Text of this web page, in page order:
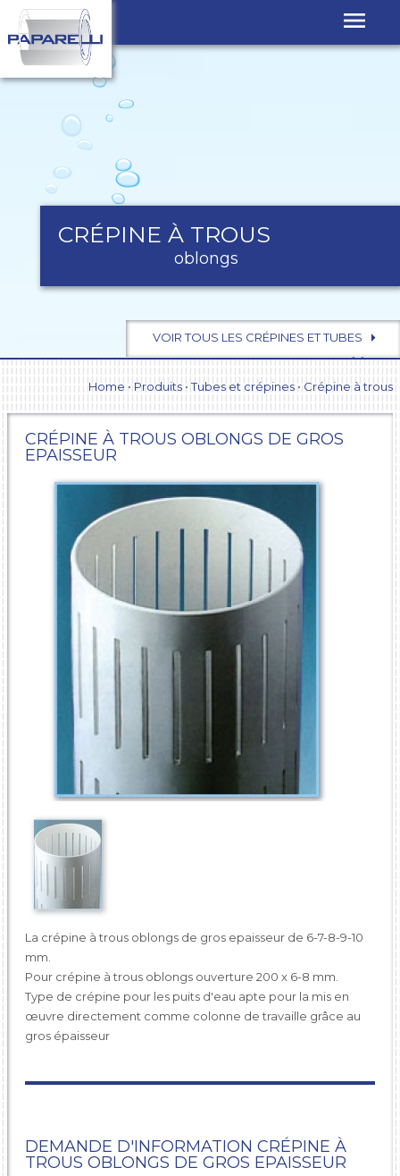
CRÉPINE À TROUS
oblongs
VOIR TOUS LES CRÉPINES ET TUBES
Home •Produits •Tubes et crépines•Crépine à trous
CRÉPINE À TROUS OBLONGS DE GROS
EPAISSEUR
La crépine à trous oblongs de gros epaisseur de 6-7-8-9-10
mm.
Pour crépine à trous oblongs ouverture 200 x 6-8 mm.
Type de crépine pour les puits d'eau apte pour la mis en
œuvre directement comme colonne de travaille grâce au
gros épaisseur
DEMANDE D'INFORMATION CRÉPINE À
TROUS OBLONGS DE GROS EPAISSEUR